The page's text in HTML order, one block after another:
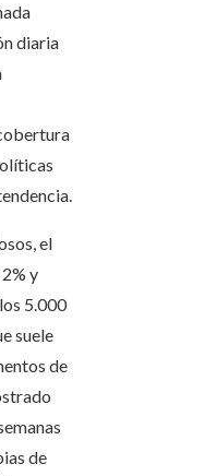
diaria
el
y
5.000
suele
de
de